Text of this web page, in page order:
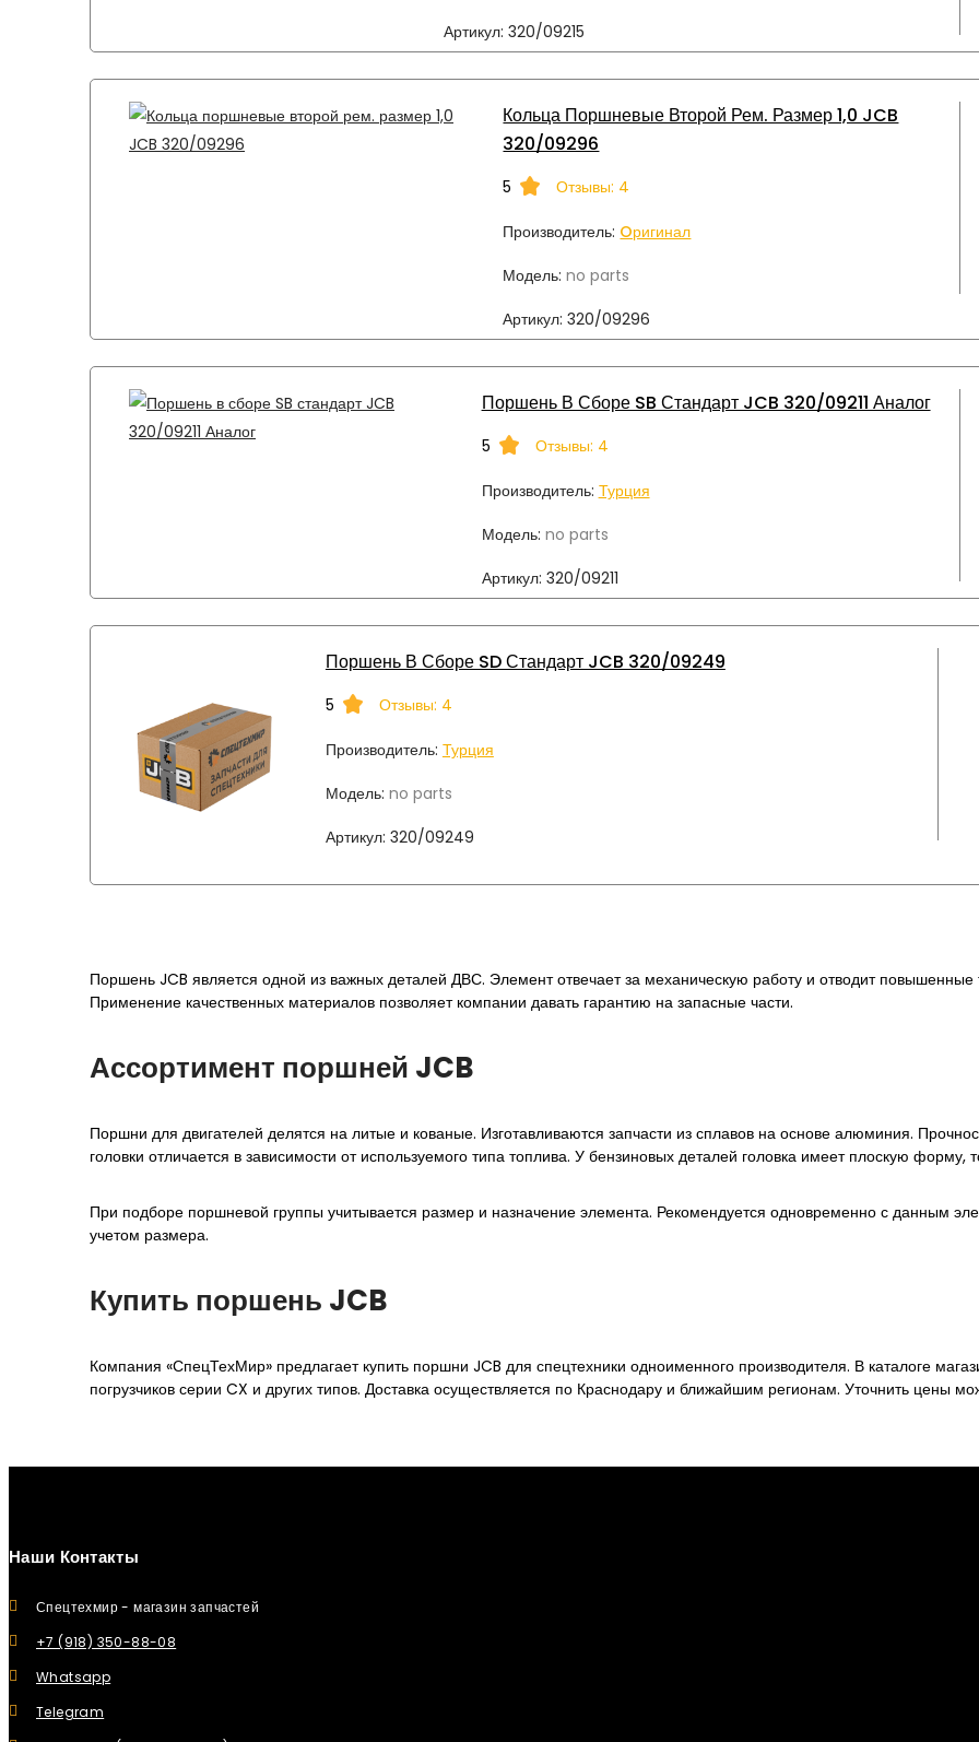
Артикул: 320/09215
Кольца Поршневые Второй Рем. Размер 1,0 JCB
320/09296
5 Отзывы: 4
Производитель: Oригинал
Модель: no parts
Артикул: 320/09296
Поршень В Сборе SB Стандарт JCB 320/09211 Аналог
5 Отзывы: 4
Производитель: Турция
Модель: no parts
Артикул: 320/09211
Поршень В Сборе SD Стандарт JCB 320/09249
5 Отзывы: 4
Производитель: Турция
Модель: no parts
Артикул: 320/09249
Поршень JCB является одной из важных деталей ДВС. Элемент отвечает за механическую работу и отводит повышенные
Применение качественных материалов позволяет компании давать гарантию на запасные части.
Ассортимент поршней JCB
Поршни для двигателей делятся на литые и кованые. Изготавливаются запчасти из сплавов на основе алюминия.
головки отличается в зависимости от используемого типа топлива. У бензиновых деталей головка имеет плоскую форму,
При подборе поршневой группы учитывается размер и назначение элемента. Рекомендуется одновременно с данным
учетом размера.
Купить поршень JCB
Компания «СпецТехМир» предлагает купить поршни JCB для спецтехники одноименного производителя. В каталоге
погрузчиков серии CX и других типов. Доставка осуществляется по Краснодару и ближайшим регионам. Уточнить цены
Наши Контакты
Спецтехмир - магазин запчастей
+7 (918) 350-88-08
Whatsapp
Telegram